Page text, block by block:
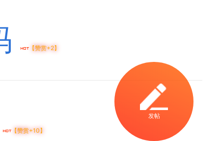
【赞赏+2】
【赞赏+10】
发帖